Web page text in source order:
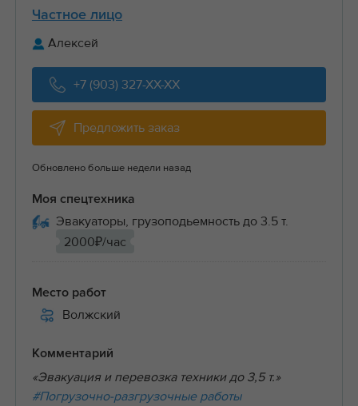
Частное лицо
Алексей
+7 (903) 327-XX-XX
Предложить заказ
Обновлено больше недели назад
Моя спецтехника
Эвакуаторы, грузоподьемность до 3.5 т.
2000₽/час
Место работ
Волжский
Комментарий
«Эвакуация и перевозка техники до 3,5 т.»
#Погрузочно-разгрузочные работы